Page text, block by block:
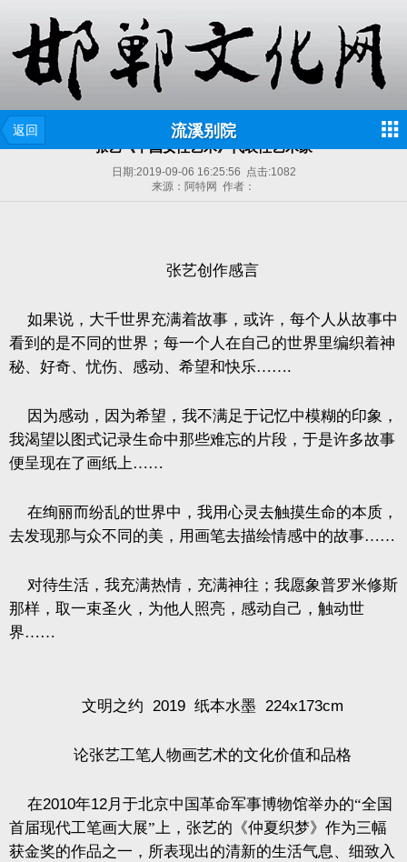
返回 流溪别院
张艺《中国女性艺术》代表性艺术家
日期:2019-09-06 16:25:56 点击:1082
来源：阿特网 作者：
张艺创作感言
如果说，大千世界充满着故事，或许，每个人从故事中
看到的是不同的世界；每一个人在自己的世界里编织着神
秘、好奇、忧伤、感动、希望和快乐…….
因为感动，因为希望，我不满足于记忆中模糊的印象，
我渴望以图式记录生命中那些难忘的片段，于是许多故事
便呈现在了画纸上……
在绚丽而纷乱的世界中，我用心灵去触摸生命的本质，
去发现那与众不同的美，用画笔去描绘情感中的故事……
对待生活，我充满热情，充满神往；我愿象普罗米修斯
那样，取一束圣火，为他人照亮，感动自己，触动世
界……
文明之约 2019 纸本水墨 224x173cm
论张艺工笔人物画艺术的文化价值和品格
在2010年12月于北京中国革命军事博物馆举办的“全国
首届现代工笔画大展”上，张艺的《仲夏织梦》作为三幅
获金奖的作品之一，所表现出的清新的生活气息、细致入